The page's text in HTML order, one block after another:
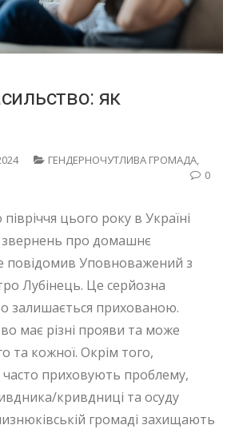
як
ГЕНДЕРНОЧУТЛИВА ГРОМАДА,
0
цього року в Україні
звернень про домашнє
повідомив Уповноважений з
Лубінець. Це серйозна
залишається прихованою.
має різні прояви та може
та кожної. Окрім того,
часто приховують проблему,
кривдниці та осуду
громаді захищають